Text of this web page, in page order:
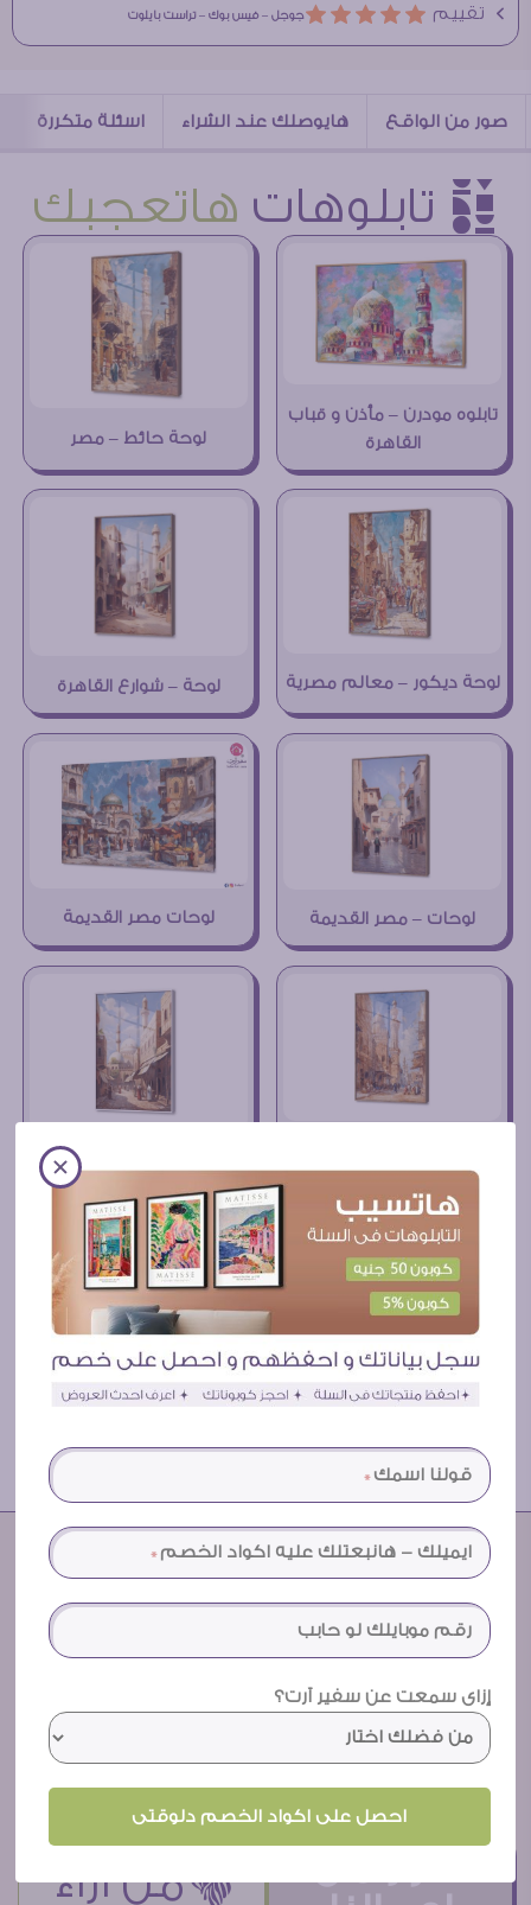
Ö تقييم áááááجوجل – فيس بوك –تراست بايلوت
صور من الواقع هايوصلك عند الشراء اسئلة متكررة
è تابلوهات هاتعجبك
تابلوه مودرن – مأذن و قباب
القاهرة
لوحة حائط – مصر
لوحة ديكور – معالم مصرية لوحة – شوارع القاهرة
لوحات – مصر القديمة لوحات مصر القديمة
تابلوه مودرن – شوارع القاهرة
شوارع القاهرة القديمة لوحات مصر القديمة
Æ اراء عملائناو صور اعمالنا
كل الاراء
اكتر من 5000 بيت شاركنا فى اننا
نخلى حوائطهم اجمل
ëمن اراء